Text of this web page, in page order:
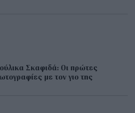
Σκαφιδά: Οι πρώτες
με τον γιο της